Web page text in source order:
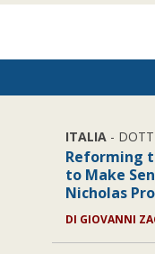
ITALIA -
Reforming
to Make
Nicholas
DI GIOVANNI